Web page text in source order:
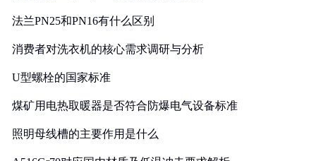
法兰PN25和PN16有什么区别
消费者对洗衣机的核心需求调研与分析
U型螺栓的国家标准
煤矿用电热取暖器是否符合防爆电气设备标准
照明母线槽的主要作用是什么